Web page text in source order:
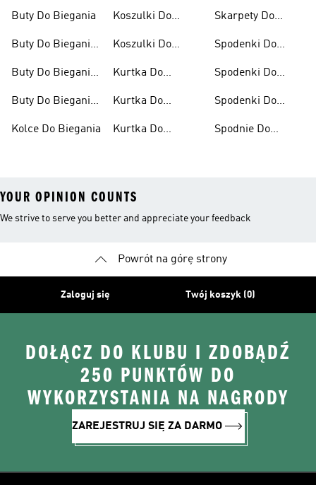
Buty Do Biegania
Buty Do Biegania
Buty Do Biegania
Buty Do Biegania
Kolce Do Biegania
Koszulki Do
Koszulki Do
Kurtka Do
Kurtka Do
Kurtka Do
Skarpety Do
Spodenki Do
Spodenki Do
Spodenki Do
Spodnie Do
YOUR OPINION COUNTS
We strive to serve you better and appreciate your feedback
Powrót na górę strony
Zaloguj się Twój koszyk (0)
DOŁĄCZ DO KLUBU I ZDOBĄDŹ
250 PUNKTÓW DO
WYKORZYSTANIA NA NAGRODY
ZAREJESTRUJ SIĘ ZA DARMO